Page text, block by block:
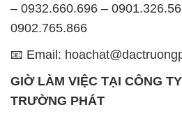
– 0932.660.696 –
0902.765.866
📧 Email:
GIỜ LÀM VIỆC TẠI CÔNG
TRƯỜNG PHÁT